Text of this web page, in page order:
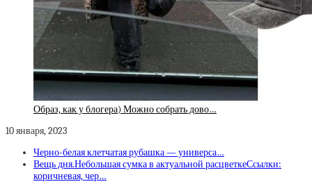
Образ, как у блогера) Можно собрать дово…
10 января, 2023
Черно-белая клетчатая рубашка — универса…
Вещь дня.Небольшая сумка в актуальной расцветкеСсылки:
коричневая, чер…